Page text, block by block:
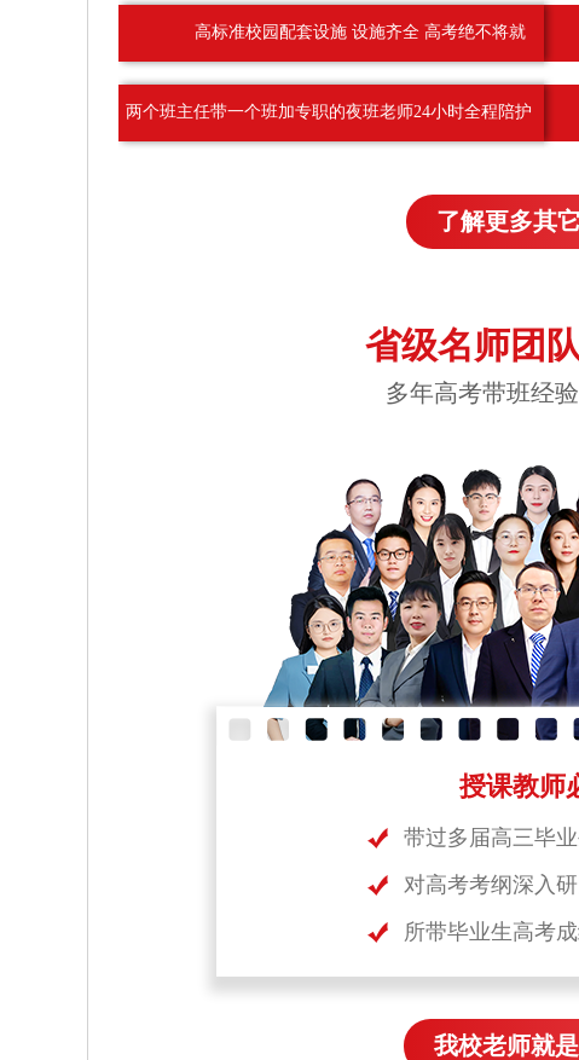
高标准校园配套设施 设施齐全 高考绝不将就
两个班主任带一个班加专职的夜班老师24小时全程陪护
了解更多其
省级名师团
多年高考带班经
授课教师
带过多届高三毕
对高考考纲深入
所带毕业生高考
我校老师就